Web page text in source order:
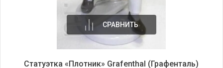
СРАВНИТЬ
Статуэтка «Плотник» Grafenthal (Графенталь)